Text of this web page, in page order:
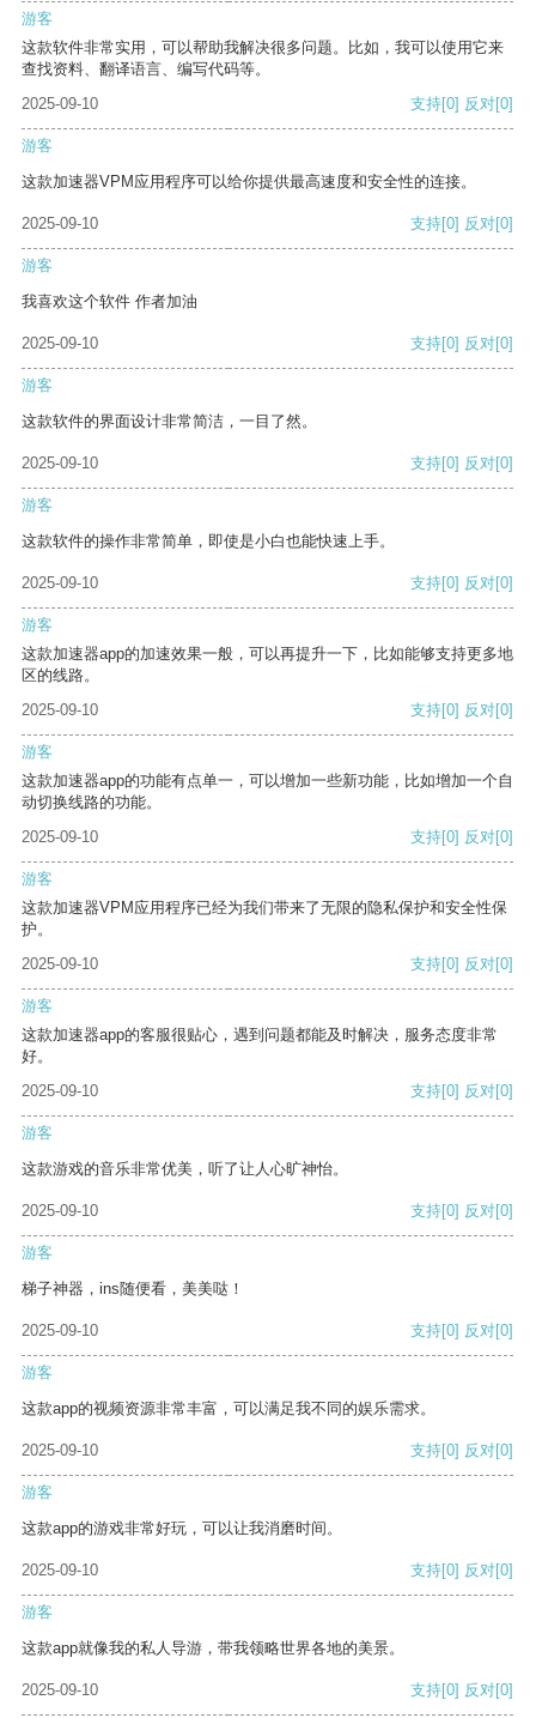
游客
这款软件非常实用，可以帮助我解决很多问题。比如，我可以使用它来
查找资料、翻译语言、编写代码等。
2025-09-10
支持[0] 反对[0]
游客
这款加速器VPM应用程序可以给你提供最高速度和安全性的连接。
2025-09-10 支持[0] 反对[0]
游客
我喜欢这个软件 作者加油
2025-09-10 支持[0] 反对[0]
游客
这款软件的界面设计非常简洁，一目了然。
2025-09-10 支持[0] 反对[0]
游客
这款软件的操作非常简单，即使是小白也能快速上手。
2025-09-10 支持[0] 反对[0]
游客
这款加速器app的加速效果一般，可以再提升一下，比如能够支持更多地
区的线路。
2025-09-10
支持[0] 反对[0]
游客
这款加速器app的功能有点单一，可以增加一些新功能，比如增加一个自
动切换线路的功能。
2025-09-10
支持[0] 反对[0]
游客
这款加速器VPM应用程序已经为我们带来了无限的隐私保护和安全性保
护。
2025-09-10
支持[0] 反对[0]
游客
这款加速器app的客服很贴心，遇到问题都能及时解决，服务态度非常
好。
2025-09-10
支持[0] 反对[0]
游客
这款游戏的音乐非常优美，听了让人心旷神怡。
2025-09-10 支持[0] 反对[0]
游客
梯子神器，ins随便看，美美哒！
2025-09-10 支持[0] 反对[0]
游客
这款app的视频资源非常丰富，可以满足我不同的娱乐需求。
2025-09-10 支持[0] 反对[0]
游客
这款app的游戏非常好玩，可以让我消磨时间。
2025-09-10 支持[0] 反对[0]
游客
这款app就像我的私人导游，带我领略世界各地的美景。
2025-09-10 支持[0] 反对[0]